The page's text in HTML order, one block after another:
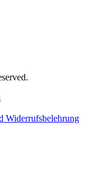
Widerrufsbelehrung